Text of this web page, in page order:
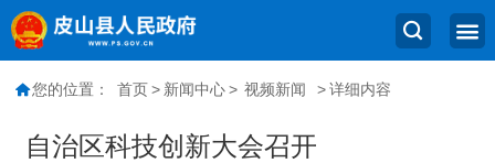
您的位置： 首页 > 新闻中心 > 视频新闻 > 详细内容
自治区科技创新大会召开